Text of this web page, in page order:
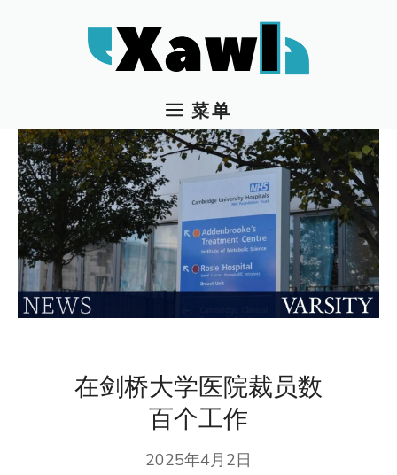
菜单
在剑桥大学医院裁员数
百个工作
2025年4月2日